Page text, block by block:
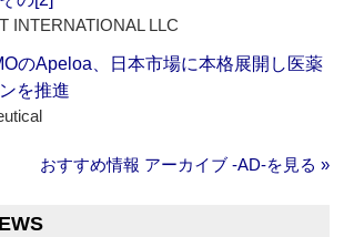
INTERNATIONAL LLC
のApeloa、日本市場に本格展開し医薬
を推進
おすすめ情報 アーカイブ ‐AD‐を見る »